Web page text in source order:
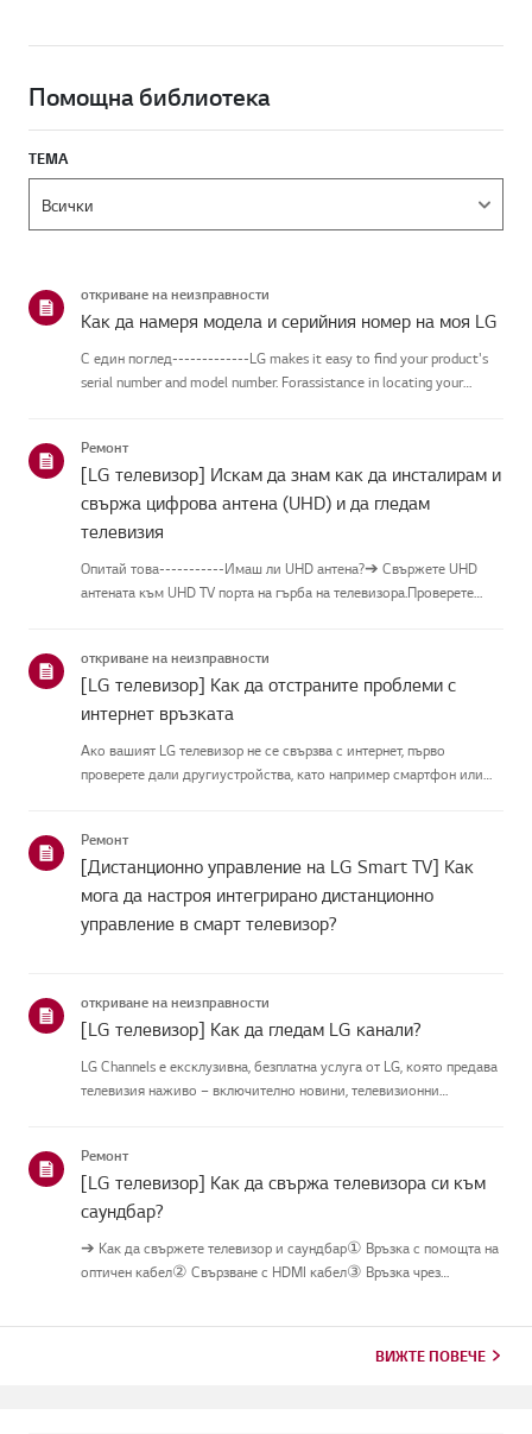
Помощна библиотека
ТЕМА
откриване на неизправности
Как да намеря модела и серийния номер на моя LG
С един поглед-------------LG makes it easy to find your product's
serial number and model number. Forassistance in locating your
Ремонт
[LG телевизор] Искам да знам как да инсталирам и
свържа цифрова антена (UHD) и да гледам
телевизия
Опитай това-----------Имаш ли UHD антена?➔ Свържете UHD
антената към UHD TV порта на гърба на телевизора.Проверете
UHD сигнал, и я с...
откриване на неизправности
[LG телевизор] Как да отстраните проблеми с
интернет връзката
Ако вашият LG телевизор не се свързва с интернет, първо
проверете дали другиустройства, като например смартфон или
вашия рутерил...
Ремонт
[Дистанционно управление на LG Smart TV] Как
мога да настроя интегрирано дистанционно
управление в смарт телевизор?
откриване на неизправности
[LG телевизор] Как да гледам LG канали?
LG Channels е ексклузивна, безплатна услуга от LG, която предава
телевизия наживо – включително новини, телевизионни
натисн...
Ремонт
[LG телевизор] Как да свържа телевизора си към
саундбар?
➔ Как да свържете телевизор и саундбар① Връзка с помощта на
оптичен кабел② Свързване с HDMI кабел③ Връзка чрез
ВИЖТЕ ПОВЕЧЕ